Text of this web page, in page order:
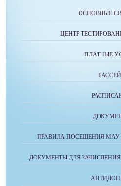
ОСНОВНЫЕ
ЦЕНТР
ПЛАТНЫЕ
ПРАВИЛА ПОСЕЩЕНИЯ МАУ
ДОКУМЕНТЫ ДЛЯ